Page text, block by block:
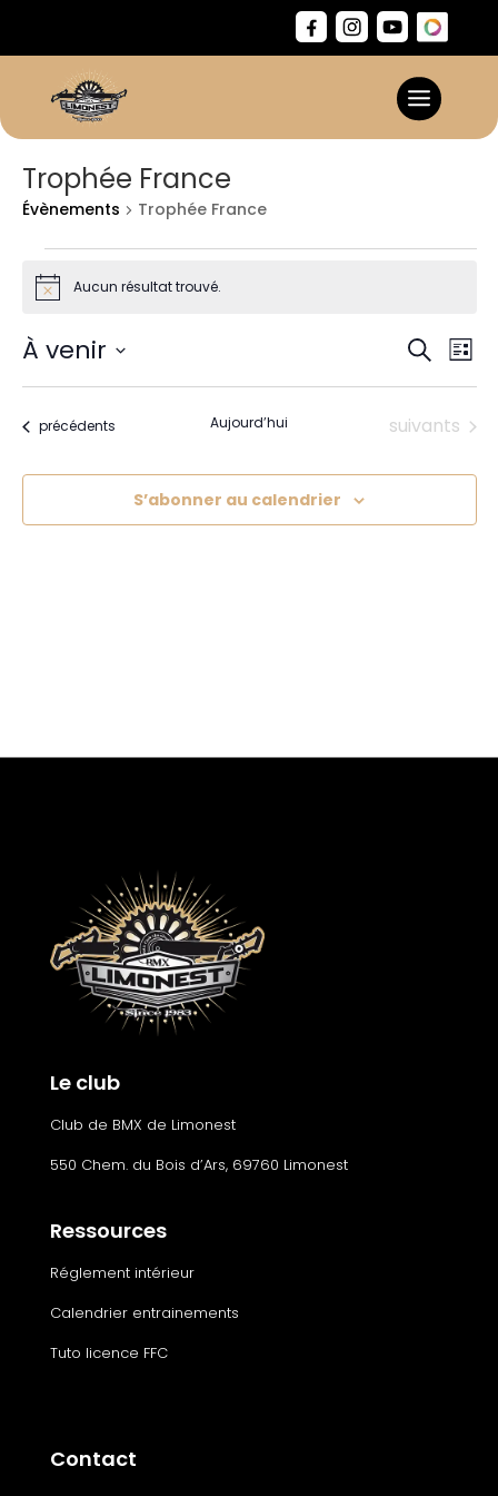
Infos pratiques
Trophée France
Évènements Trophée France
Évènements
NoticeAucun résultat trouvé.
et
de
de
Liste
À venir
date.
Évènements
précédents Aujourd’hui Évènements
suivants
S’abonner au calendrier
Le club
Club de BMX de Limonest
550 Chem. du Bois d’Ars, 69760 Limonest
Ressources
Réglement intérieur
Calendrier entrainements
Tuto licence FFC
Contact